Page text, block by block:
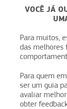
VOCÊ JÁ
Para muitos,
das melhores
Para quem
ser um guia
avaliar
obter